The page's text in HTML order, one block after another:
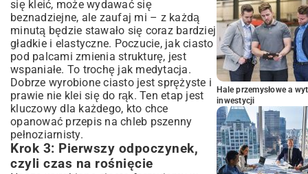
się kleić, może wydawać się
beznadziejne, ale zaufaj mi – z każdą
minutą będzie stawało się coraz bardziej
gładkie i elastyczne. Poczucie, jak ciasto
pod palcami zmienia strukturę, jest
wspaniałe. To trochę jak medytacja.
Dobrze wyrobione ciasto jest sprężyste i
prawie nie klei się do rąk. Ten etap jest
kluczowy dla każdego, kto chce
opanować przepis na chleb pszenny
pełnoziarnisty.
Krok 3: Pierwszy odpoczynek,
czyli czas na rośnięcie
Hale przemysłowe a
inwestycji